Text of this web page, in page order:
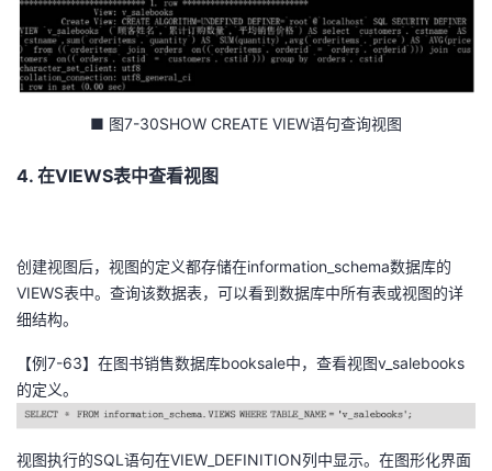
■ 图7-30SHOW CREATE VIEW语句查询视图
4. 在VIEWS表中查看视图
创建视图后，视图的定义都存储在information_schema数据库的
VIEWS表中。查询该数据表，可以看到数据库中所有表或视图的详
细结构。
【例7-63】在图书销售数据库booksale中，查看视图v_salebooks
的定义。
视图执行的SQL语句在VIEW_DEFINITION列中显示。在图形化界面